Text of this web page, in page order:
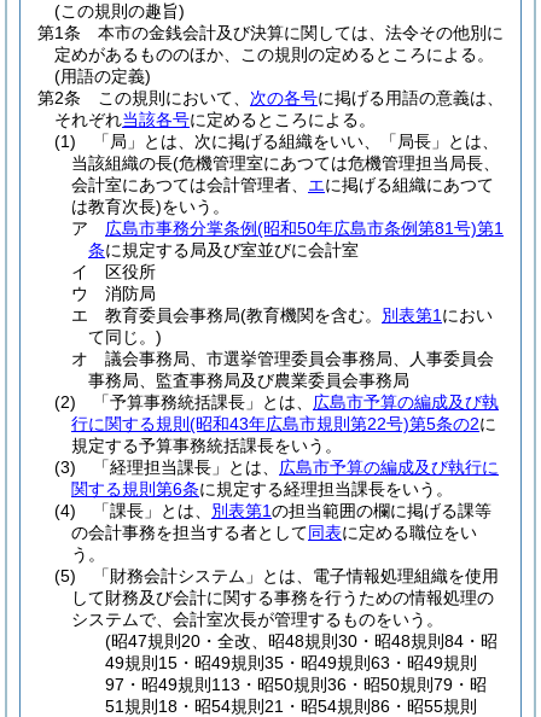
(この規則の趣旨)
第1条
本市の金銭会計及び決算に関しては、法令その他別に
定めがあるもののほか、この規則の定めるところによる。
(用語の定義)
第2条
この規則において、 次の各号に掲げる用語の意義は、
それぞれ当該各号に定めるところによる。
(1)
「局」とは、次に掲げる組織をいい、「局長」とは、
当該組織の長(危機管理室にあつては危機管理担当局長、
会計室にあつては会計管理者、 エに掲げる組織にあつて
は教育次長)をいう。
ア
広島市事務分掌条例(昭和50年広島市条例第81号)第1
条に規定する局及び室並びに会計室
イ
区役所
ウ
消防局
エ
教育委員会事務局(教育機関を含む。 別表第1 におい
て同じ。)
オ
議会事務局、市選挙管理委員会事務局、人事委員会
事務局、監査事務局及び農業委員会事務局
(2)
「予算事務統括課長」とは、 広島市予算の編成及び執
行に関する規則 (昭和43年広島市規則第22号)第5条の2に
規定する予算事務統括課長をいう。
(3)
「経理担当課長」とは、 広島市予算の編成及び執行に
関する規則第6条に規定する経理担当課長をいう。
(4)
「課長」とは、 別表第1の担当範囲の欄に掲げる課等
の会計事務を担当する者として同表に定める職位をい
う。
(5)
「財務会計システム」とは、電子情報処理組織を使用
して財務及び会計に関する事務を行うための情報処理の
システムで、会計室次長が管理するものをいう。
(昭47規則20・全改、昭48規則30・昭48規則84・昭
49規則15・昭49規則35・昭49規則63・昭49規則
97・昭49規則113・昭50規則36・昭50規則79・昭
51規則18・昭54規則21・昭54規則86・昭55規則